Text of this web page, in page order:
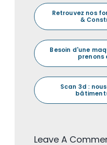
Retrouvez nos
&
Besoin d'une
prenons
Scan 3d :
Leave A